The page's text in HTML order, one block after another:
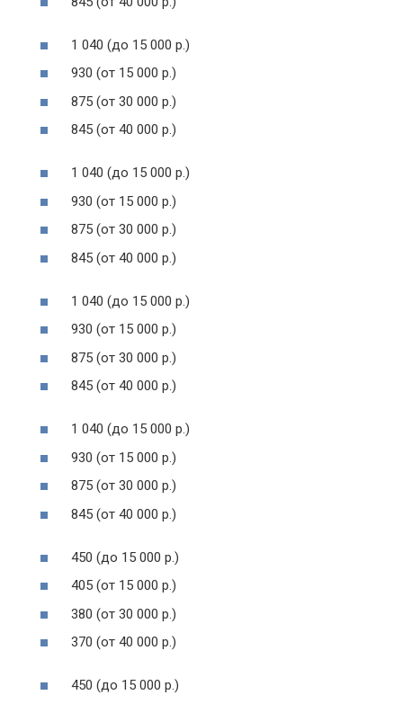
1 040 (до 15 000 р.)
930 (от 15 000 р.)
875 (от 30 000 р.)
845 (от 40 000 р.)
1 040 (до 15 000 р.)
930 (от 15 000 р.)
875 (от 30 000 р.)
845 (от 40 000 р.)
1 040 (до 15 000 р.)
930 (от 15 000 р.)
875 (от 30 000 р.)
845 (от 40 000 р.)
1 040 (до 15 000 р.)
930 (от 15 000 р.)
875 (от 30 000 р.)
845 (от 40 000 р.)
450 (до 15 000 р.)
405 (от 15 000 р.)
380 (от 30 000 р.)
370 (от 40 000 р.)
450 (до 15 000 р.)